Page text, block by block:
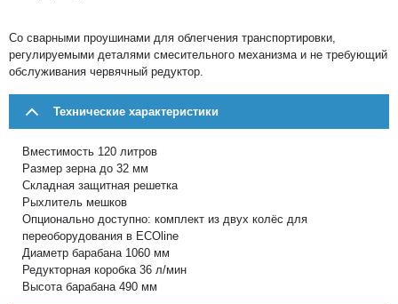
Со сварными проушинами для облегчения транспортировки,
регулируемыми деталями смесительного механизма и не требующий
обслуживания червячный редуктор.
Технические характеристики
Вместимость 120 литров
Размер зерна до 32 мм
Складная защитная решетка
Рыхлитель мешков
Опционально доступно: комплект из двух колёс для
переоборудования в ECOline
Диаметр барабана 1060 мм
Редукторная коробка 36 л/мин
Высота барабана 490 мм